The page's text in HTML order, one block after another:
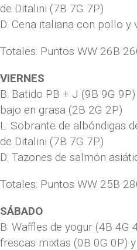
de Ditalini (7B 7G 7P)
D: Cena italiana con pollo y
Totales: Puntos WW 26B
VIERNES
B: Batido PB + J (9B 9G
bajo en grasa (2B 2G 2P)
L: Sobrante de albóndigas
de Ditalini (7B 7G 7P)
D: Tazones de salmón
Totales: Puntos WW 25B
SÁBADO
B: Waffles de yogur (4B 4G
frescas mixtas (0B 0G 0P)